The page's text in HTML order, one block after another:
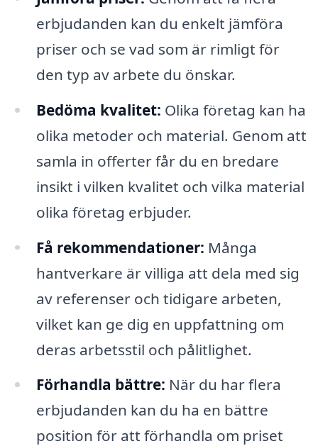
erbjudanden kan du enkelt jämföra
priser och se vad som är rimligt för
den typ av arbete du önskar.
Bedöma kvalitet: Olika företag kan ha
olika metoder och material. Genom att
samla in offerter får du en bredare
insikt i vilken kvalitet och vilka material
olika företag erbjuder.
Få rekommendationer: Många
hantverkare är villiga att dela med sig
av referenser och tidigare arbeten,
vilket kan ge dig en uppfattning om
deras arbetsstil och pålitlighet.
Förhandla bättre: När du har flera
erbjudanden kan du ha en bättre
position för att förhandla om priset